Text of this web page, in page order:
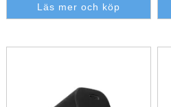
Läs mer och köp